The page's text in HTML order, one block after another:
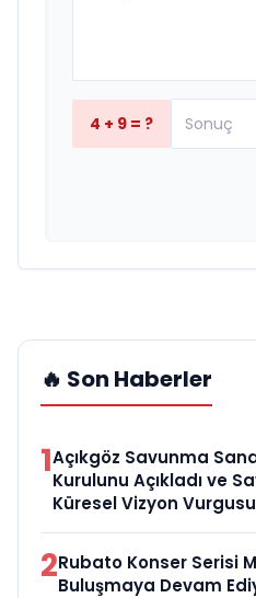
4 + 9 = ?
🔥 Son Haberler
1Açıkgöz Savunma
Kurulunu Açıkladı ve
Küresel Vizyon Vurgusu
2Rubato Konser Serisi
Buluşmaya Devam